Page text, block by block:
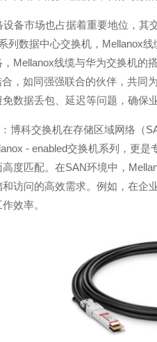
备市场也占据着重要地位，
列数据中心交换机，Mellanox
Mellanox线缆与华为交换机
，如同强强联合的伙伴，共
数据丢包、延迟等问题，确保
博科交换机在存储区域网络（
- enabled交换机系列，更
度匹配。在SAN环境中，
访问的高效需求。例如，在企
效率。